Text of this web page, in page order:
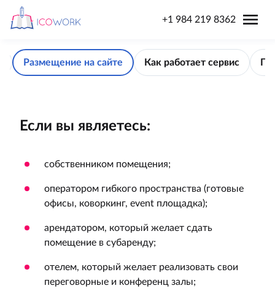
+1 984 219 8362 menu
Размещение на сайте Как работает сервис
Если вы являетесь:
собственником помещения;
оператором гибкого пространства (готовые
офисы, коворкинг, event площадка);
арендатором, который желает сдать
помещение в субаренду;
отелем, который желает реализовать свои
переговорные и конференц залы;